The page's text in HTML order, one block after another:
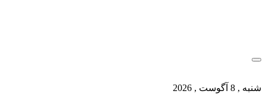
شنبه , 8 آگوست , 2026